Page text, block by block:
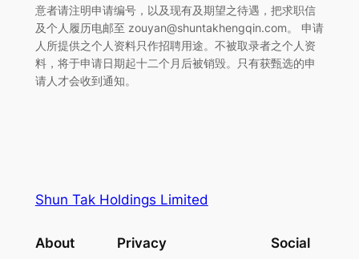
意者请注明申请编号，以及现有及期望之待遇，把求职信
及个人履历电邮至 zouyan@shuntakhengqin.com。 申请
人所提供之个人资料只作招聘用途。不被取录者之个人资
料，将于申请日期起十二个月后被销毁。只有获甄选的申
请人才会收到通知。
Shun Tak Holdings Limited
About Privacy Social